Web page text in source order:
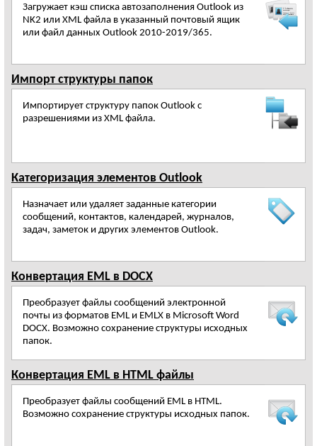
Загружает кэш списка автозаполнения Outlook из
NK2 или XML файла в указанный почтовый ящик
или файл данных Outlook 2010-2019/365.
Импорт структуры папок
Импортирует структуру папок Outlook с
разрешениями из XML файла.
Категоризация элементов Outlook
Назначает или удаляет заданные категории
сообщений, контактов, календарей, журналов,
задач, заметок и других элементов Outlook.
Конвертация EML в DOCX
Преобразует файлы сообщений электронной
почты из форматов EML и EMLX в Microsoft Word
DOCX. Возможно сохранение структуры исходных
папок.
Конвертация EML в HTML файлы
Преобразует файлы сообщений EML в HTML.
Возможно сохранение структуры исходных папок.